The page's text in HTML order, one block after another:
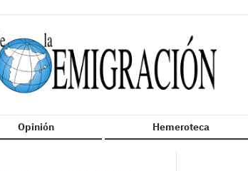
Opinión Hemeroteca